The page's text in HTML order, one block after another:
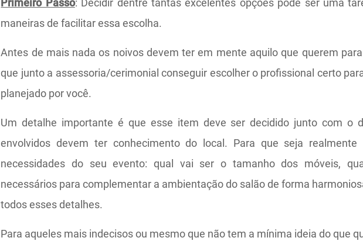
Primeiro Passo: Decidir dentre tantas excelentes opções pode ser uma
maneiras de facilitar essa escolha.
Antes de mais nada os noivos devem ter em mente aquilo que querem
que junto a assessoria/cerimonial conseguir escolher o profissional certo
planejado por você.
Um detalhe importante é que esse item deve ser decidido junto com o
envolvidos devem ter conhecimento do local. Para que seja realmente
necessidades do seu evento: qual vai ser o tamanho dos móveis,
necessários para complementar a ambientação do salão de forma
todos esses detalhes.
Para aqueles mais indecisos ou mesmo que não tem a mínima ideia do que